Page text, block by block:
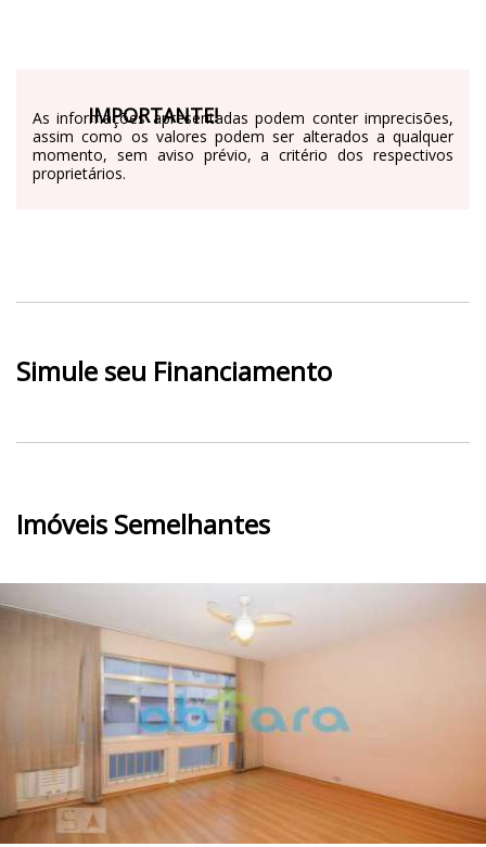
IMPORTANTE!
As informações apresentadas podem conter imprecisões,
assim como os valores podem ser alterados a qualquer
momento, sem aviso prévio, a critério dos respectivos
proprietários.
Simule seu Financiamento
Imóveis Semelhantes